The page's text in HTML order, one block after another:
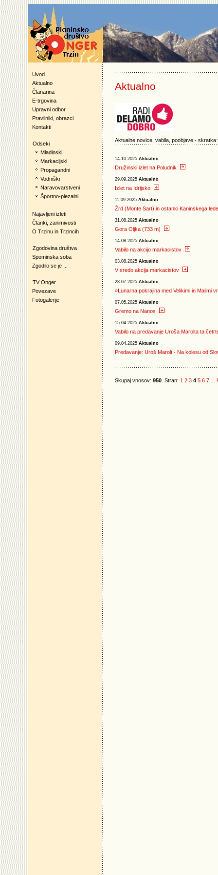
Uvod
Aktualno
Članarina
E-trgovina
Upravni odbor
Pravilniki, obrazci
Kontakti
Odseki
Mladinski
Markacijski
Propagandni
Vodniški
Naravovarstveni
Športno-plezalni
Najavljeni izleti
Članki, zanimivosti
O Trzinu in Trzincih
Zgodovina društva
Spominska soba
Zgodilo se je ...
TV Onger
Povezave
Fotogalerije
Aktualno
Aktualne novice, vabila, poobjave -
14.10.2025 Aktualno
Družinski izlet na Poludnik
29.09.2025 Aktualno
Izlet na Idrijsko
11.09.2025 Aktualno
Žrd (Monte Sart) in ostanki Kaninskega
31.08.2025 Aktualno
Gora Oljka (733 m)
14.08.2025 Aktualno
Vabilo na akcijo markacistov
03.08.2025 Aktualno
V sredo akcija markacistov
28.07.2025 Aktualno
»Lunarna pokrajina med Velikimi in Malimi
07.05.2025 Aktualno
Gremo na Nanos
15.04.2025 Aktualno
Vabilo na predavanje Uroša Marolta ta
09.04.2025 Aktualno
Predavanje: Uroš Marolt - Na kolesu od
Skupaj vnosov: 950 . Stran: 1 2 3 4 5 6 7